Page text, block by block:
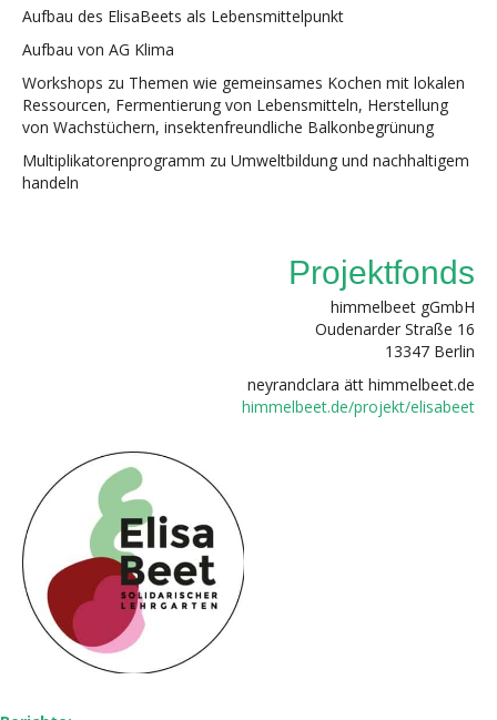
Aufbau des ElisaBeets als Lebensmittelpunkt
Aufbau von AG Klima
Workshops zu Themen wie gemeinsames Kochen mit lokalen
Ressourcen, Fermentierung von Lebensmitteln, Herstellung
von Wachstüchern, insektenfreundliche Balkonbegrünung
Multiplikatorenprogramm zu Umweltbildung und nachhaltigem
handeln
Projektfonds
himmelbeet gGmbH
Oudenarder Straße 16
13347 Berlin
neyrandclara ätt himmelbeet.de
himmelbeet.de/projekt/elisabeet